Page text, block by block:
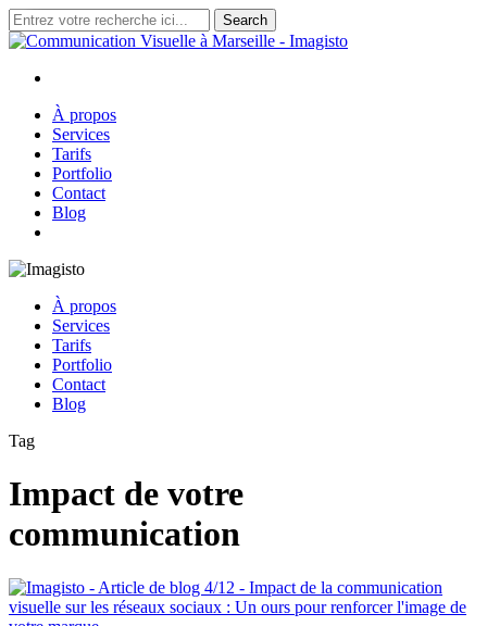
Skip
to
content
Search
Close
search
Menu
À propos
Services
Tarifs
Portfolio
Contact
Blog
À propos
Services
Tarifs
Portfolio
Contact
Blog
Tag
Impact de votre
communication